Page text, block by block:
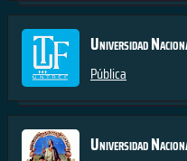
Universidad
Pública
Universidad